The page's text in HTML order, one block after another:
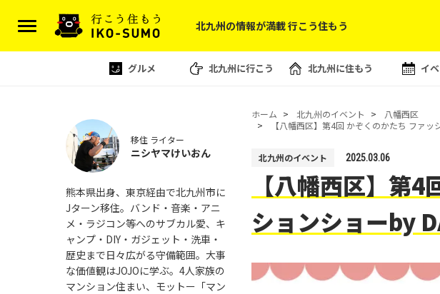
北九州の情報が満載 行こう住もう
グルメ 北九州に行こう 北九州に住もう イ
ホーム 北九州のイベント
八幡西区
【八幡西区】第4回 かぞくのかたち ファッ
北九州のイベント 2025.03.06
【八幡西区】第
ションショーby
移住 ライター
ニシヤマけいおん
熊本県出身、東京経由で北九州市に
Jターン移住。バンド・音楽・アニ
メ・ラジコン等へのサブカル愛、キ
ャンプ・DIY・ガジェット・洗車・
歴史まで日々広がる守備範囲。大事
な価値観はJOJOに学ぶ。4人家族の
マンション住まい、モットー「マン